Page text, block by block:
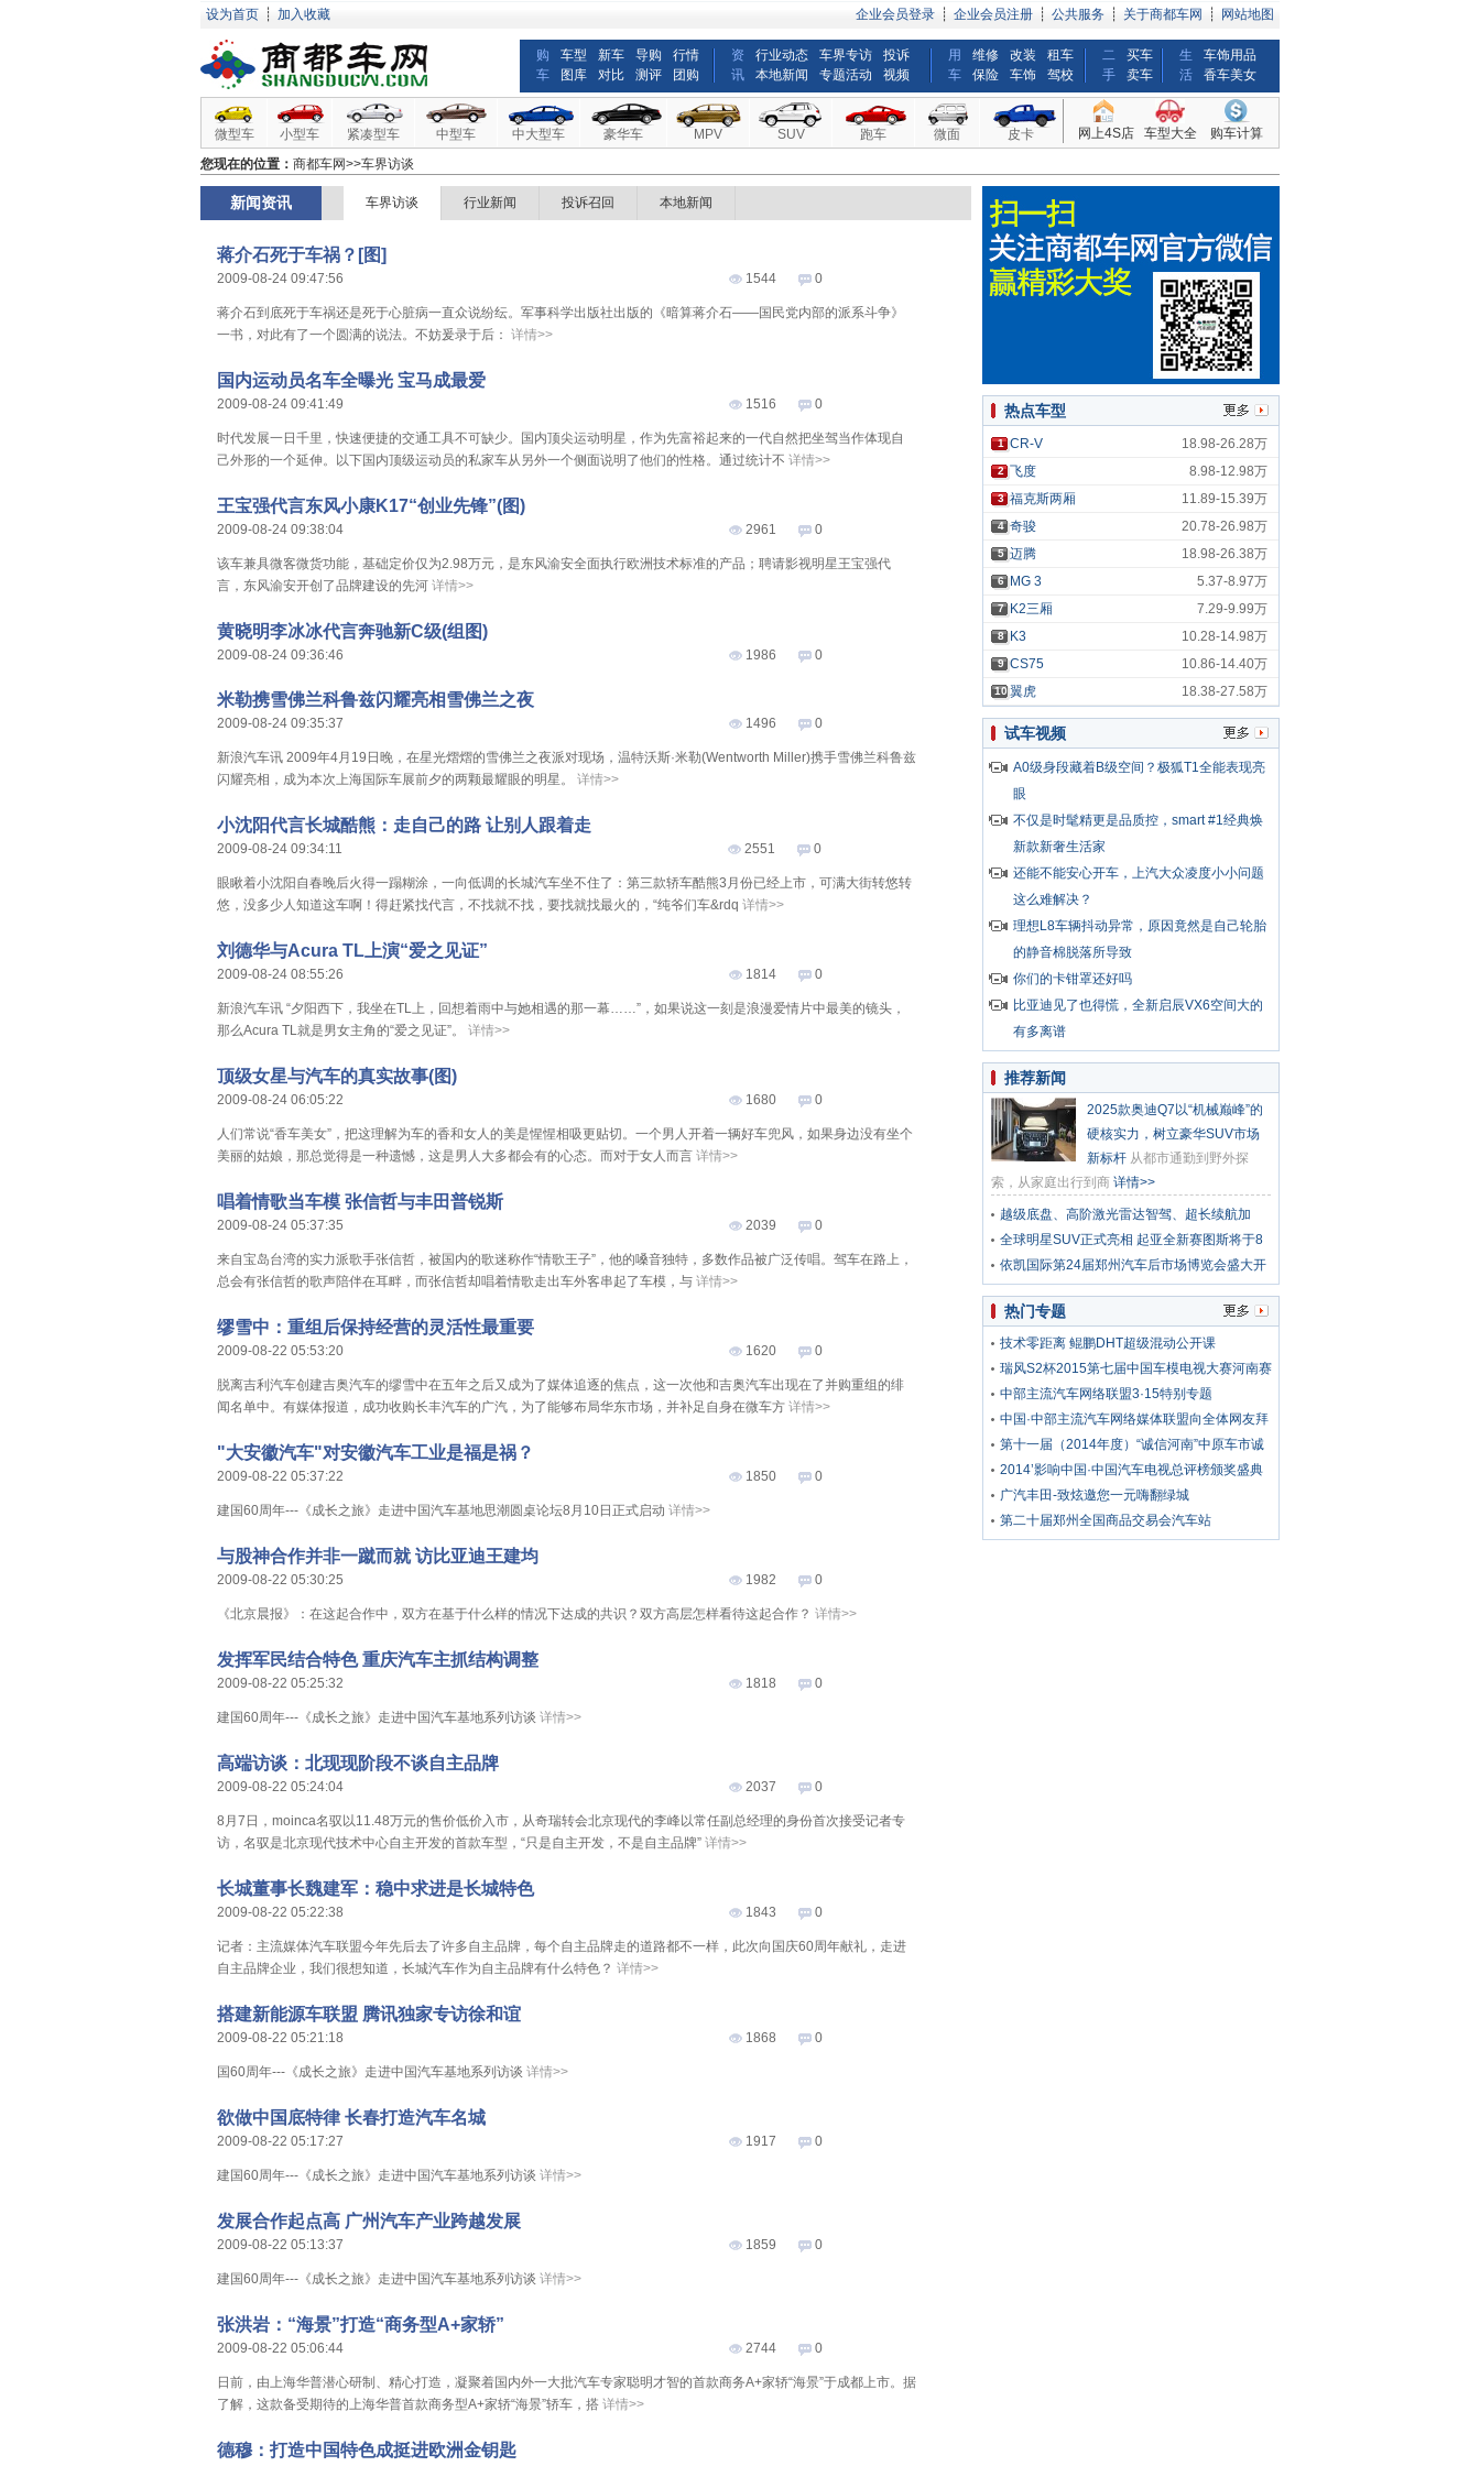
设为首页 ┊ 加入收藏 企业会员登录 ┊ 企业会员注册 ┊ 公共服务 ┊ 关于商都车网 ┊ 网站地图
购
车
车型 新车 导购
行情
图库
对比 测评 团购
资
讯
行业动态 车界专访
投诉
本地新闻
专题活动 视频
用
车
维修 改装
租车
保险
车饰 驾校
二
手
买车
卖车
生
活
车饰用品
香车美女
微型车 小型车 紧凑型车 中型车 中大型车 豪华车 MPV SUV 跑车 微面 皮卡 网上4S店 车型大全
购车计算
您现在的位置： 商都车网>>车界访谈
新闻资讯 车界访谈 行业新闻 投诉召回 本地新闻
蒋介石死于车祸？[图]
2009-08-24 09:47:56 1544 0
蒋介石到底死于车祸还是死于心脏病一直众说纷纭。军事科学出版社出版的《暗算蒋介石——国民党内部的派系斗争》
一书，对此有了一个圆满的说法。不妨爰录于后： 详情>>
国内运动员名车全曝光 宝马成最爱
2009-08-24 09:41:49 1516 0
时代发展一日千里，快速便捷的交通工具不可缺少。国内顶尖运动明星，作为先富裕起来的一代自然把坐驾当作体现自
己外形的一个延伸。以下国内顶级运动员的私家车从另外一个侧面说明了他们的性格。通过统计不 详情>>
王宝强代言东风小康K17“创业先锋”(图)
2009-08-24 09:38:04 2961 0
该车兼具微客微货功能，基础定价仅为2.98万元，是东风渝安全面执行欧洲技术标准的产品；聘请影视明星王宝强代
言，东风渝安开创了品牌建设的先河 详情>>
黄晓明李冰冰代言奔驰新C级(组图)
2009-08-24 09:36:46 1986 0
米勒携雪佛兰科鲁兹闪耀亮相雪佛兰之夜
2009-08-24 09:35:37 1496 0
新浪汽车讯 2009年4月19日晚，在星光熠熠的雪佛兰之夜派对现场，温特沃斯·米勒(Wentworth Miller)携手雪佛兰科鲁兹
闪耀亮相，成为本次上海国际车展前夕的两颗最耀眼的明星。 详情>>
小沈阳代言长城酷熊：走自己的路 让别人跟着走
2009-08-24 09:34:11 2551 0
眼瞅着小沈阳自春晚后火得一蹋糊涂，一向低调的长城汽车坐不住了：第三款轿车酷熊3月份已经上市，可满大街转悠转
悠，没多少人知道这车啊！得赶紧找代言，不找就不找，要找就找最火的，“纯爷们车&rdq 详情>>
刘德华与Acura TL上演“爱之见证”
2009-08-24 08:55:26 1814 0
新浪汽车讯 “夕阳西下，我坐在TL上，回想着雨中与她相遇的那一幕……”，如果说这一刻是浪漫爱情片中最美的镜头，
那么Acura TL就是男女主角的“爱之见证”。 详情>>
顶级女星与汽车的真实故事(图)
2009-08-24 06:05:22 1680 0
人们常说“香车美女”，把这理解为车的香和女人的美是惺惺相吸更贴切。一个男人开着一辆好车兜风，如果身边没有坐个
美丽的姑娘，那总觉得是一种遗憾，这是男人大多都会有的心态。而对于女人而言 详情>>
唱着情歌当车模 张信哲与丰田普锐斯
2009-08-24 05:37:35 2039 0
来自宝岛台湾的实力派歌手张信哲，被国内的歌迷称作“情歌王子”，他的嗓音独特，多数作品被广泛传唱。驾车在路上，
总会有张信哲的歌声陪伴在耳畔，而张信哲却唱着情歌走出车外客串起了车模，与 详情>>
缪雪中：重组后保持经营的灵活性最重要
2009-08-22 05:53:20 1620 0
脱离吉利汽车创建吉奥汽车的缪雪中在五年之后又成为了媒体追逐的焦点，这一次他和吉奥汽车出现在了并购重组的绯
闻名单中。有媒体报道，成功收购长丰汽车的广汽，为了能够布局华东市场，并补足自身在微车方 详情>>
"大安徽汽车"对安徽汽车工业是福是祸？
2009-08-22 05:37:22 1850 0
建国60周年---《成长之旅》走进中国汽车基地思潮圆桌论坛8月10日正式启动 详情>>
与股神合作并非一蹴而就 访比亚迪王建均
2009-08-22 05:30:25 1982 0
《北京晨报》：在这起合作中，双方在基于什么样的情况下达成的共识？双方高层怎样看待这起合作？ 详情>>
发挥军民结合特色 重庆汽车主抓结构调整
2009-08-22 05:25:32 1818 0
建国60周年---《成长之旅》走进中国汽车基地系列访谈 详情>>
高端访谈：北现现阶段不谈自主品牌
2009-08-22 05:24:04 2037 0
8月7日，moinca名驭以11.48万元的售价低价入市，从奇瑞转会北京现代的李峰以常任副总经理的身份首次接受记者专
访，名驭是北京现代技术中心自主开发的首款车型，“只是自主开发，不是自主品牌” 详情>>
长城董事长魏建军：稳中求进是长城特色
2009-08-22 05:22:38 1843 0
记者：主流媒体汽车联盟今年先后去了许多自主品牌，每个自主品牌走的道路都不一样，此次向国庆60周年献礼，走进
自主品牌企业，我们很想知道，长城汽车作为自主品牌有什么特色？ 详情>>
搭建新能源车联盟 腾讯独家专访徐和谊
2009-08-22 05:21:18 1868 0
国60周年---《成长之旅》走进中国汽车基地系列访谈 详情>>
欲做中国底特律 长春打造汽车名城
2009-08-22 05:17:27 1917 0
建国60周年---《成长之旅》走进中国汽车基地系列访谈 详情>>
发展合作起点高 广州汽车产业跨越发展
2009-08-22 05:13:37 1859 0
建国60周年---《成长之旅》走进中国汽车基地系列访谈 详情>>
张洪岩：“海景”打造“商务型A+家轿”
2009-08-22 05:06:44 2744 0
日前，由上海华普潜心研制、精心打造，凝聚着国内外一大批汽车专家聪明才智的首款商务A+家轿“海景”于成都上市。据
了解，这款备受期待的上海华普首款商务型A+家轿“海景”轿车，搭 详情>>
德穆：打造中国特色成挺进欧洲金钥匙
热点车型
1 CR-V 18.98-26.28万
2 飞度 8.98-12.98万
3 福克斯两厢 11.89-15.39万
4 奇骏 20.78-26.98万
5 迈腾 18.98-26.38万
6 MG 3 5.37-8.97万
7 K2三厢 7.29-9.99万
8 K3 10.28-14.98万
9 CS75 10.86-14.40万
10 翼虎 18.38-27.58万
试车视频
A0级身段藏着B级空间？极狐T1全能表现亮
眼
不仅是时髦精更是品质控，smart #1经典焕
新款新奢生活家
还能不能安心开车，上汽大众凌度小小问题
这么难解决？
理想L8车辆抖动异常，原因竟然是自己轮胎
的静音棉脱落所导致
你们的卡钳罩还好吗
比亚迪见了也得慌，全新启辰VX6空间大的
有多离谱
推荐新闻
2025款奥迪Q7以“机械巅峰”的
硬核实力，树立豪华SUV市场
新标杆 从都市通勤到野外探
索，从家庭出行到商 详情>>
越级底盘、高阶激光雷达智驾、超长续航加
持，预售价 13.59 万元起
全球明星SUV正式亮相 起亚全新赛图斯将于8
月13日开启预售
依凯国际第24届郑州汽车后市场博览会盛大开
热门专题
技术零距离 鲲鹏DHT超级混动公开课
瑞风S2杯2015第七届中国车模电视大赛河南赛
区
中部主流汽车网络联盟3·15特别专题
中国·中部主流汽车网络媒体联盟向全体网友拜
年
第十一届（2014年度）“诚信河南”中原车市诚
信经营汽车服务商颁奖盛典暨河南电视台《车
舞飞扬》栏目年终答谢会
2014’影响中国·中国汽车电视总评榜颁奖盛典
广汽丰田-致炫邀您一元嗨翻绿城
第二十届郑州全国商品交易会汽车站